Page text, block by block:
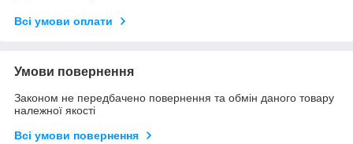
Всі умови оплати
Умови повернення
Законом не передбачено повернення та обмін даного товару
належної якості
Всі умови повернення